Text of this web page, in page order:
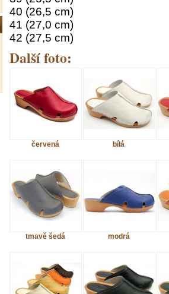
40 (26,5 cm)
41 (27,0 cm)
42 (27,5 cm)
Další foto:
červená bílá
tmavě šedá modrá